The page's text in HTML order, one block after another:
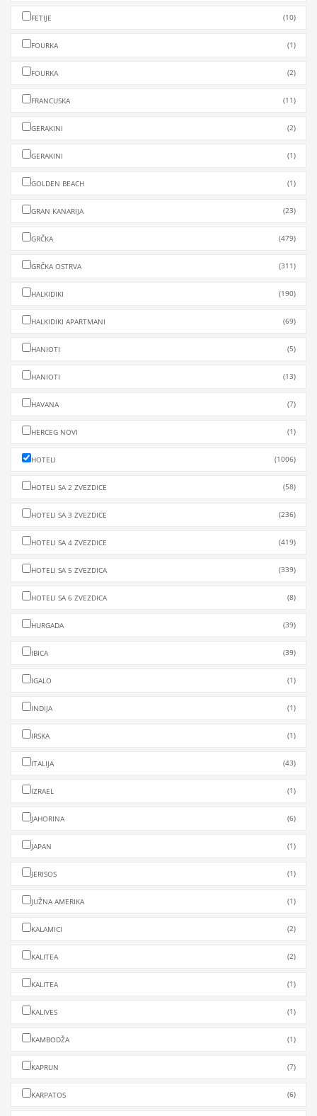
FETIJE (10)
FOURKA (1)
FOURKA (2)
FRANCUSKA (11)
GERAKINI (2)
GERAKINI (1)
GOLDEN BEACH (1)
GRAN KANARIJA (23)
GRČKA (479)
GRČKA OSTRVA (311)
HALKIDIKI (190)
HALKIDIKI APARTMANI (69)
HANIOTI (5)
HANIOTI (13)
HAVANA (7)
HERCEG NOVI (1)
HOTELI (1006)
HOTELI SA 2 ZVEZDICE (58)
HOTELI SA 3 ZVEZDICE (236)
HOTELI SA 4 ZVEZDICE (419)
HOTELI SA 5 ZVEZDICA (339)
HOTELI SA 6 ZVEZDICA (8)
HURGADA (39)
IBICA (39)
IGALO (1)
INDIJA (1)
IRSKA (1)
ITALIJA (43)
IZRAEL (1)
JAHORINA (6)
JAPAN (1)
JERISOS (1)
JUŽNA AMERIKA (1)
KALAMICI (2)
KALITEA (2)
KALITEA (1)
KALIVES (1)
KAMBODŽA (1)
KAPRUN (7)
KARPATOS (6)